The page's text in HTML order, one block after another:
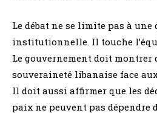
Le débat ne se limite pas à une
institutionnelle. Il touche
Le gouvernement doit montrer
souveraineté libanaise face
Il doit aussi affirmer que les
paix ne peuvent pas dépendre